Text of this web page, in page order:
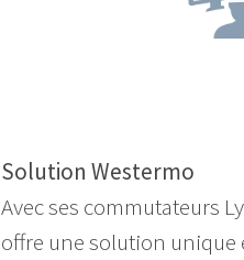
Solution Westermo
Avec ses commutateurs
offre une solution unique